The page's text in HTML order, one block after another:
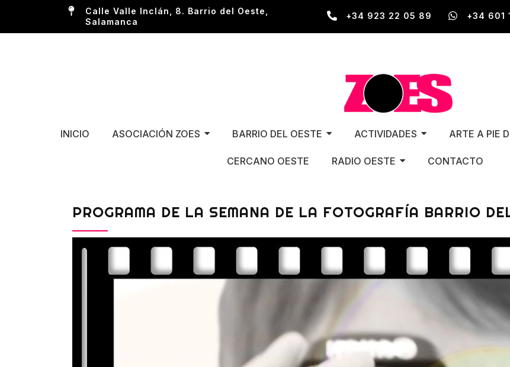
Calle Valle Inclán, 8. Barrio del Oeste,
Salamanca
+34 923 22 05 89 +34 601
INICIO ASOCIACIÓN ZOES BARRIO DEL OESTE ACTIVIDADES ARTE A PIE
CERCANO OESTE RADIO OESTE CONTACTO
PROGRAMA DE LA SEMANA DE LA FOTOGRAFÍA BARRIO